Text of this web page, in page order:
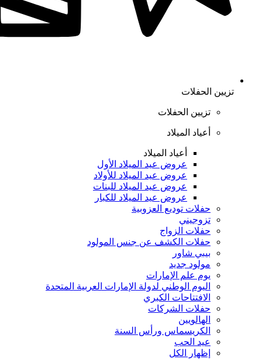
تزيين الحفلات
تزيين الحفلات
أعياد الميلاد
أعياد الميلاد
عروض عيد الميلاد الأول
عروض عيد الميلاد للأولاد
عروض عيد الميلاد للبنات
عروض عيد الميلاد للكبار
حفلات توديع العزوبية
تزوجيني
حفلات الزواج
حفلات الكشف عن جنس المولود
بيبي شاور
مولود جديد
يوم علم الإمارات
اليوم الوطني لدولة الإمارات العربية المتحدة
الافتتاحات الكبري
حفلات الشركات
الهالويين
الكريسماس ورأس السنة
عيد الحب
إظهار الكل